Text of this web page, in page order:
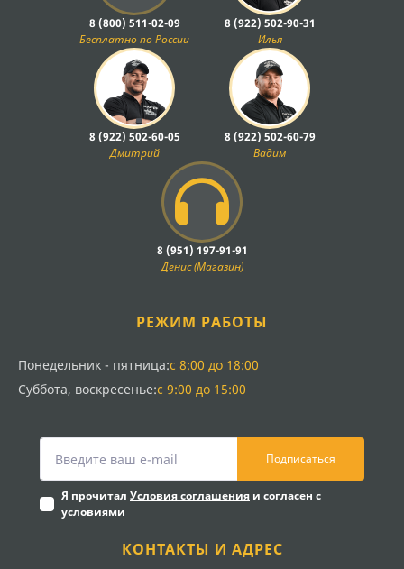
8 (800) 511-02-09
Бесплатно по России
8 (922) 502-90-31
Илья
8 (922) 502-60-05
Дмитрий
8 (922) 502-60-79
Вадим
8 (951) 197-91-91
Денис (Магазин)
РЕЖИМ РАБОТЫ
Понедельник - пятница:с 8:00 до 18:00
Суббота, воскресенье:с 9:00 до 15:00
Подписаться
Я прочитал Условия соглашения и согласен с
условиями
КОНТАКТЫ И АДРЕС